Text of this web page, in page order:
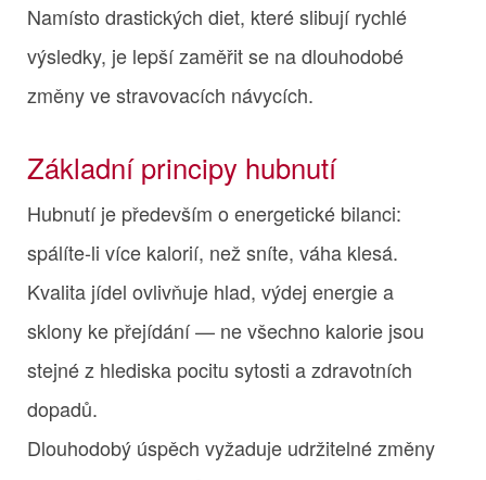
Namísto drastických diet, které slibují rychlé
výsledky, je lepší zaměřit se na dlouhodobé
změny ve stravovacích návycích.
Základní principy hubnutí
Hubnutí je především o energetické bilanci:
spálíte-li více kalorií, než sníte, váha klesá.
Kvalita jídel ovlivňuje hlad, výdej energie a
sklony ke přejídání — ne všechno kalorie jsou
stejné z hlediska pocitu sytosti a zdravotních
dopadů.
Dlouhodobý úspěch vyžaduje udržitelné změny